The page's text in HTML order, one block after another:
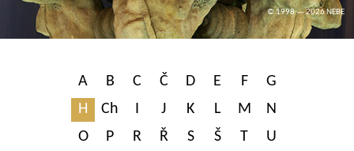
© 1998 — 2026 NEBE
A B C Č D E F
G
H
Ch I J K L M
N
O
P R Ř S Š T
U